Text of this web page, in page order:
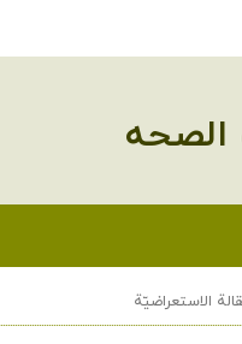
الصحه
الاستعراضيّة